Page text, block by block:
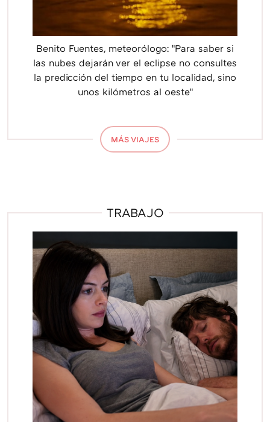
Benito Fuentes, meteorólogo: "Para saber si
las nubes dejarán ver el eclipse no consultes
la predicción del tiempo en tu localidad, sino
unos kilómetros al oeste"
MÁS VIAJES
TRABAJO